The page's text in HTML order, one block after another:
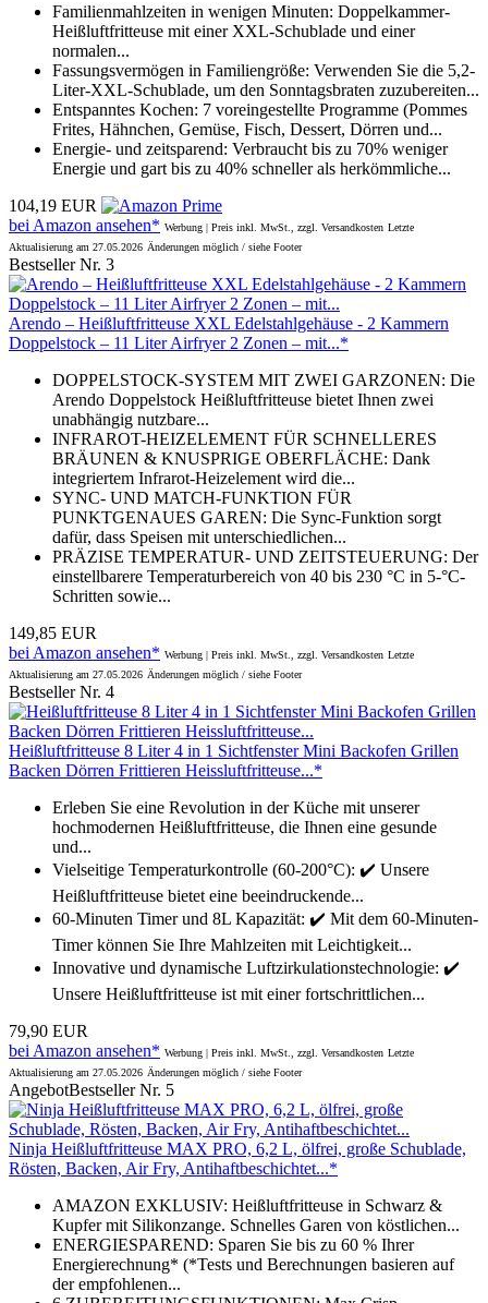
Familienmahlzeiten in wenigen Minuten: Doppelkammer-
Heißluftfritteuse mit einer XXL-Schublade und einer
normalen...
Fassungsvermögen in Familiengröße: Verwenden Sie die 5,2-
Liter-XXL-Schublade, um den Sonntagsbraten zuzubereiten...
Entspanntes Kochen: 7 voreingestellte Programme (Pommes
Frites, Hähnchen, Gemüse, Fisch, Dessert, Dörren und...
Energie- und zeitsparend: Verbraucht bis zu 70% weniger
Energie und gart bis zu 40% schneller als herkömmliche...
104,19 EUR
bei Amazon ansehen* Werbung | Preis inkl. MwSt., zzgl. Versandkosten Letzte
Aktualisierung am 27.05.2026 Änderungen möglich / siehe Footer
Bestseller Nr. 3
Arendo – Heißluftfritteuse XXL Edelstahlgehäuse - 2 Kammern
Doppelstock – 11 Liter Airfryer 2 Zonen – mit...*
DOPPELSTOCK-SYSTEM MIT ZWEI GARZONEN: Die
Arendo Doppelstock Heißluftfritteuse bietet Ihnen zwei
unabhängig nutzbare...
INFRAROT-HEIZELEMENT FÜR SCHNELLERES
BRÄUNEN & KNUSPRIGE OBERFLÄCHE: Dank
integriertem Infrarot-Heizelement wird die...
SYNC- UND MATCH-FUNKTION FÜR
PUNKTGENAUES GAREN: Die Sync-Funktion sorgt
dafür, dass Speisen mit unterschiedlichen...
PRÄZISE TEMPERATUR- UND ZEITSTEUERUNG: Der
einstellbarere Temperaturbereich von 40 bis 230 °C in 5-°C-
Schritten sowie...
149,85 EUR
bei Amazon ansehen* Werbung | Preis inkl. MwSt., zzgl. Versandkosten Letzte
Aktualisierung am 27.05.2026 Änderungen möglich / siehe Footer
Bestseller Nr. 4
Heißluftfritteuse 8 Liter 4 in 1 Sichtfenster Mini Backofen Grillen
Backen Dörren Frittieren Heissluftfritteuse...*
Erleben Sie eine Revolution in der Küche mit unserer
hochmodernen Heißluftfritteuse, die Ihnen eine gesunde
und...
Vielseitige Temperaturkontrolle (60-200°C): ✔️ Unsere
Heißluftfritteuse bietet eine beeindruckende...
60-Minuten Timer und 8L Kapazität: ✔️ Mit dem 60-Minuten-
Timer können Sie Ihre Mahlzeiten mit Leichtigkeit...
Innovative und dynamische Luftzirkulationstechnologie: ✔️
Unsere Heißluftfritteuse ist mit einer fortschrittlichen...
79,90 EUR
bei Amazon ansehen* Werbung | Preis inkl. MwSt., zzgl. Versandkosten Letzte
Aktualisierung am 27.05.2026 Änderungen möglich / siehe Footer
AngebotBestseller Nr. 5
Ninja Heißluftfritteuse MAX PRO, 6,2 L, ölfrei, große Schublade,
Rösten, Backen, Air Fry, Antihaftbeschichtet...*
AMAZON EXKLUSIV: Heißluftfritteuse in Schwarz &
Kupfer mit Silikonzange. Schnelles Garen von köstlichen...
ENERGIESPAREND: Sparen Sie bis zu 60 % Ihrer
Energierechnung* (*Tests und Berechnungen basieren auf
der empfohlenen...